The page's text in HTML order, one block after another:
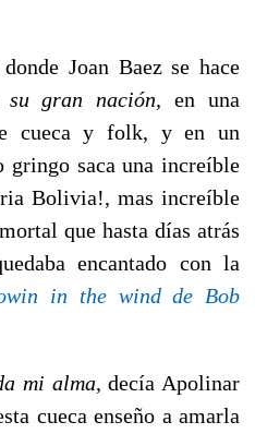
Joan Baez se hace
su gran nación, en una
cueca y folk, y en un
gringo saca una increíble
Bolivia!, mas increíble
que hasta días atrás
encantado con la
in the wind de Bob
mi alma, decía Apolinar
cueca enseño a amarla